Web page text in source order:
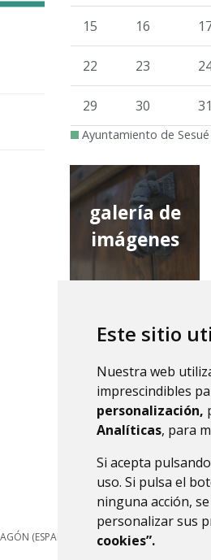
Este sitio
Nuestra web
imprescindibles
personalización,
Analíticas, para
Si acepta
uso. Si pulsa el
ninguna acción,
personalizar sus
cookies”.
15 16
22 23
29 30 31
Ayuntamiento de Sesué
galería de
imágenes
hace
(ESPAÑA)